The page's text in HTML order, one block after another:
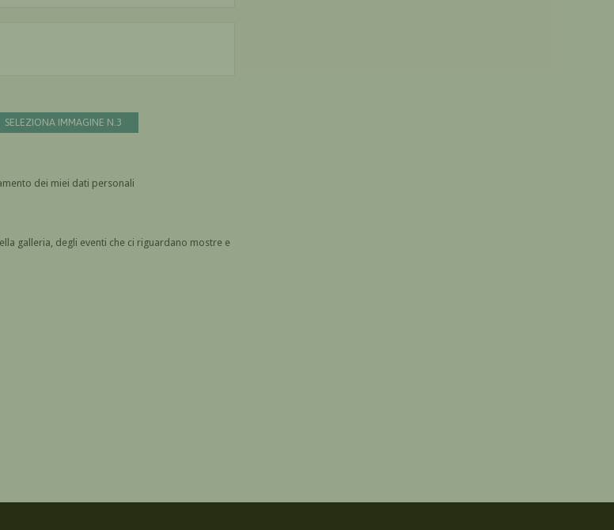
SELEZIONA IMMAGINE N.3
del Regolamento UE n. 2016/679 acconsento al trattamento dei miei dati personali
galleria, degli eventi che ci riguardano mostre e